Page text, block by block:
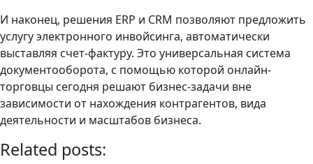
И наконец, решения ERP и CRM позволяют предложить
услугу электронного инвойсинга, автоматически
выставляя счет-фактуру. Это универсальная система
документооборота, с помощью которой онлайн-
торговцы сегодня решают бизнес-задачи вне
зависимости от нахождения контрагентов, вида
деятельности и масштабов бизнеса.
Related posts: